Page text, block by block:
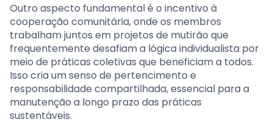
Outro aspecto fundamental é o incentivo à
cooperação comunitária, onde os membros
trabalham juntos em projetos de mutirão que
frequentemente desafiam a lógica individualista por
meio de práticas coletivas que beneficiam a todos.
Isso cria um senso de pertencimento e
responsabilidade compartilhada, essencial para a
manutenção a longo prazo das práticas
sustentáveis.